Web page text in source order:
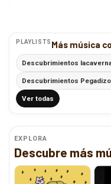
PLAYLISTS Más música
Descubrimientos
Descubrimientos
Ver todas
EXPLORA
Descubre más